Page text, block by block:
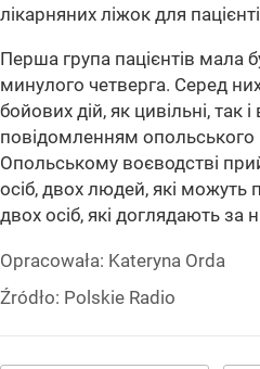
лікарняних ліжок для
Перша група пацієнтів мала
минулого четверга. Серед
бойових дій, як цивільні, так і
повідомленням опольського
Опольському воєводстві
осіб, двох людей, які можуть
двох осіб, які доглядають за
Opracowała: Kateryna Orda
Źródło: Polskie Radio